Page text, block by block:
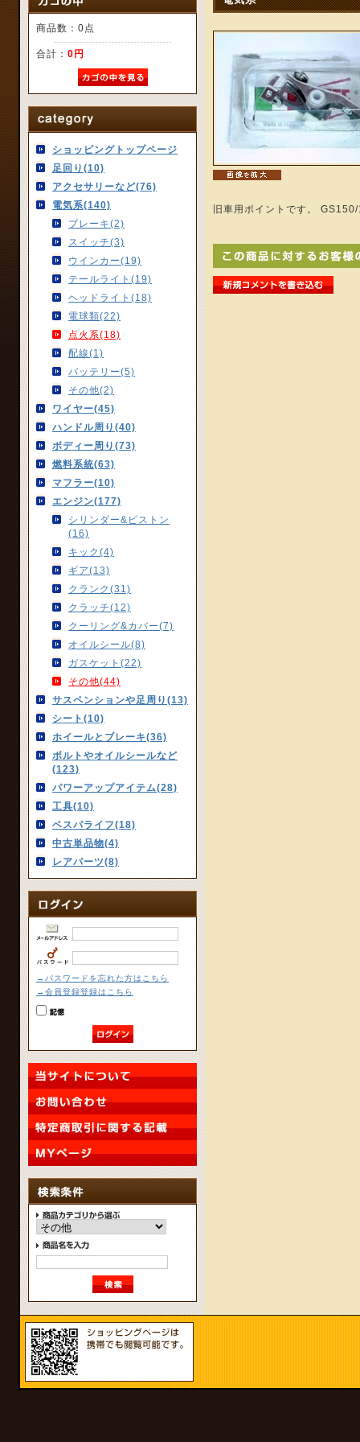
商品数：0点
合計： 0円
ショッピングトップページ
足回り(10)
アクセサリーなど(76)
電気系(140)
ブレーキ(2)
スイッチ(3)
ウインカー(19)
テールライト(19)
ヘッドライト(18)
電球類(22)
点火系(18)
配線(1)
バッテリー(5)
その他(2)
ワイヤー(45)
ハンドル周り(40)
ボディー周り(73)
燃料系統(63)
マフラー(10)
エンジン(177)
シリンダー&ピストン
(16)
キック(4)
ギア(13)
クランク(31)
クラッチ(12)
クーリング&カバー(7)
オイルシール(8)
ガスケット(22)
その他(44)
サスペンションや足周り(13)
シート(10)
ホイールとブレーキ(36)
ボルトやオイルシールなど
(123)
パワーアップアイテム(28)
工具(10)
ベスパライフ(18)
中古単品物(4)
レアパーツ(8)
→パスワードを忘れた方はこちら
→会員登録登録はこちら
旧車用ポイントです。